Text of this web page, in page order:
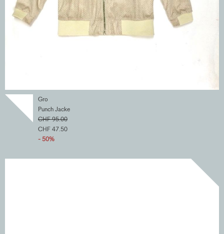
Gro
Punch Jacke
CHF 95.00
CHF 47.50
- 50%